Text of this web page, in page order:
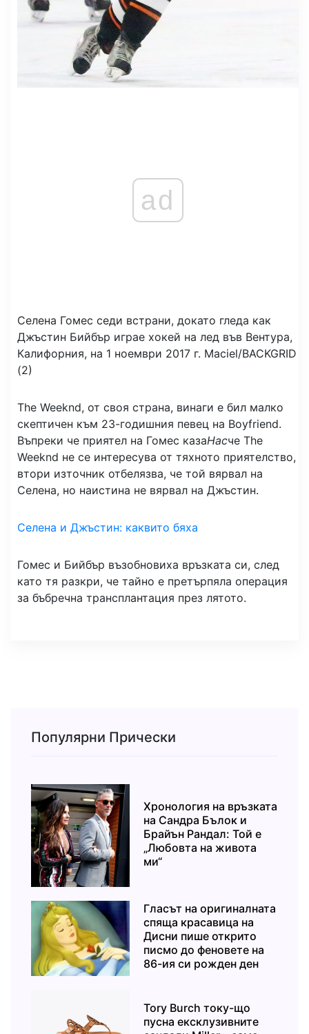
ad
Селена Гомес седи встрани, докато гледа как
Джъстин Бийбър играе хокей на лед във Вентура,
Калифорния, на 1 ноември 2017 г. Maciel/BACKGRID
(2)
The Weeknd, от своя страна, винаги е бил малко
скептичен към 23-годишния певец на Boyfriend.
Въпреки че приятел на Гомес казаНасче The
Weeknd не се интересува от тяхното приятелство,
втори източник отбелязва, че той вярвал на
Селена, но наистина не вярвал на Джъстин.
Селена и Джъстин: каквито бяха
Гомес и Бийбър възобновиха връзката си, след
като тя разкри, че тайно е претърпяла операция
за бъбречна трансплантация през лятото.
Популярни Прически
Хронология на връзката
на Сандра Бълок и
Брайън Рандал: Той е
„Любовта на живота
ми“
Гласът на оригиналната
спяща красавица на
Дисни пише открито
писмо до феновете на
86-ия си рожден ден
Tory Burch току-що
пусна ексклузивните